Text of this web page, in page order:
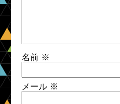
名前 ※
メール ※